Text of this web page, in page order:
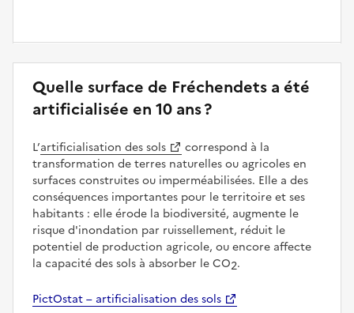
Quelle surface de Fréchendets a été
artificialisée en 10 ans ?
L’artificialisation des sols
correspond à la
transformation de terres naturelles ou agricoles en
surfaces construites ou imperméabilisées. Elle a des
conséquences importantes pour le territoire et ses
habitants : elle érode la biodiversité, augmente le
risque d'inondation par ruissellement, réduit le
potentiel de production agricole, ou encore affecte
la capacité des sols à absorber le CO2.
PictOstat – artificialisation des sols